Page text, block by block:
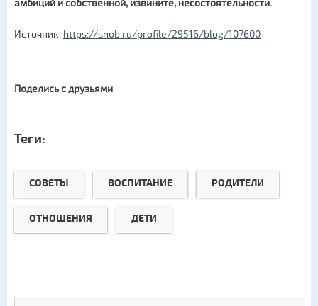
амбиций и собственной, извините, несостоятельности.
Источник: https://snob.ru/profile/29516/blog/107600
Поделись с друзьями
Теги:
СОВЕТЫ ВОСПИТАНИЕ РОДИТЕЛИ
ОТНОШЕНИЯ ДЕТИ